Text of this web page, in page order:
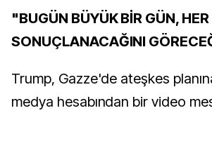
"BUGÜN BÜYÜK BİR GÜN,
SONUÇLANACAĞINI
Trump, Gazze'de ateşkes
medya hesabından bir video